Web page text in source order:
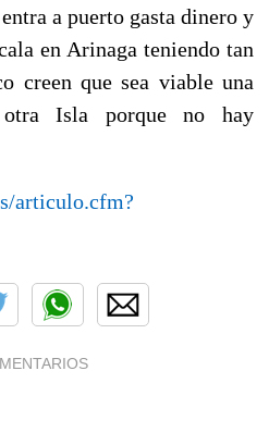
a puerto gasta dinero y
en Arinaga teniendo tan
creen que sea viable una
Isla porque no hay
articulo.cfm?